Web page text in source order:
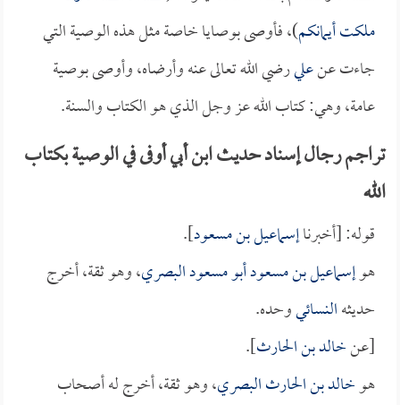
ملكت أيمانكم)، فأوصى بوصايا خاصة مثل هذه الوصية التي
جاءت عنعليرضي الله تعالى عنه وأرضاه، وأوصى بوصية
عامة، وهي: كتاب الله عز وجل الذي هو الكتاب والسنة.
تراجم رجال إسناد حديث ابن أبي أوفى في الوصية بكتاب
الله
قوله: [أخبرناإسماعيل بن مسعود].
هوإسماعيل بن مسعود أبو مسعود البصري، وهو ثقة، أخرج
حديثهالنسائيوحده.
[عنخالد بن الحارث].
هوخالد بن الحارث البصري، وهو ثقة، أخرج له أصحاب